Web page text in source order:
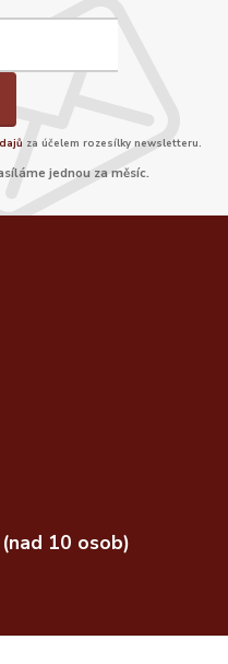
za účelem rozesílky newsletteru.
jednou za měsíc.
10 osob)